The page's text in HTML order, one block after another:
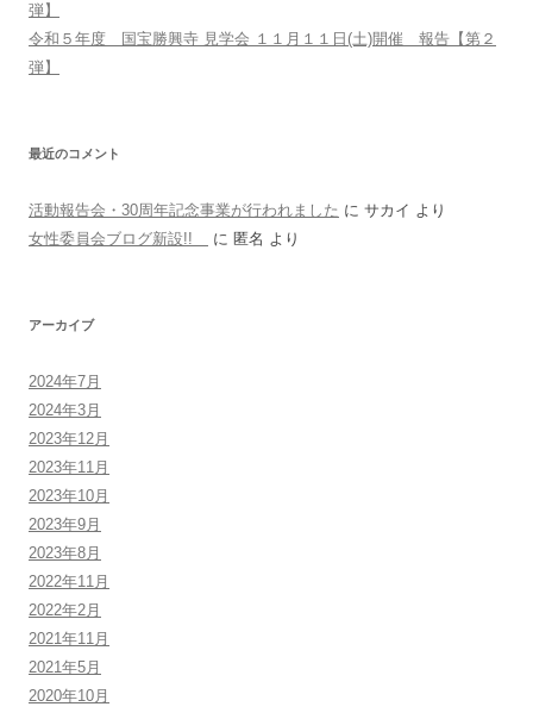
弾】
令和５年度 国宝勝興寺 見学会 １１月１１日(土)開催 報告【第２
弾】
最近のコメント
活動報告会・30周年記念事業が行われました に サカイ より
女性委員会ブログ新設!!
に 匿名 より
アーカイブ
2024年7月
2024年3月
2023年12月
2023年11月
2023年10月
2023年9月
2023年8月
2022年11月
2022年2月
2021年11月
2021年5月
2020年10月